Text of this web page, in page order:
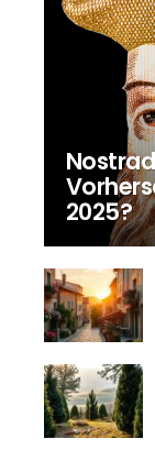
2025?